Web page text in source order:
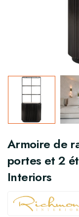
Armoire de
portes et 2
Interiors